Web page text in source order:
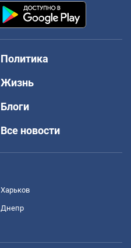
Политика
Жизнь
Блоги
Все новости
Харьков
Днепр